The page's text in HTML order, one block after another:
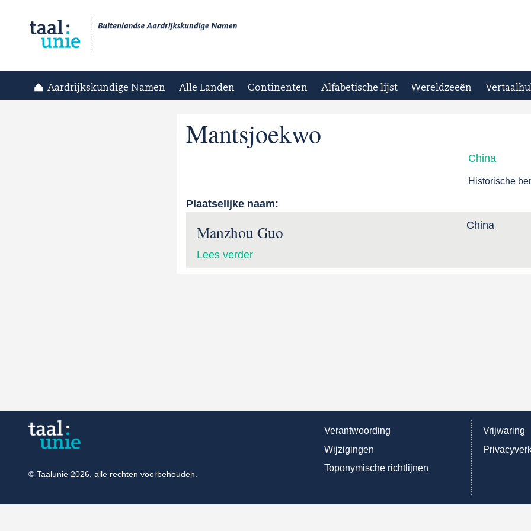
Aardrijkskundige Namen Alle Landen Continenten Alfabetische lijst Wereldzeeën
Mantsjoekwo
China
Historische
Plaatselijke naam:
Manzhou Guo China
Lees verder
Verantwoording
Wijzigingen
Toponymische richtlijnen
Vrijwaring
© Taalunie 2026, alle rechten voorbehouden.